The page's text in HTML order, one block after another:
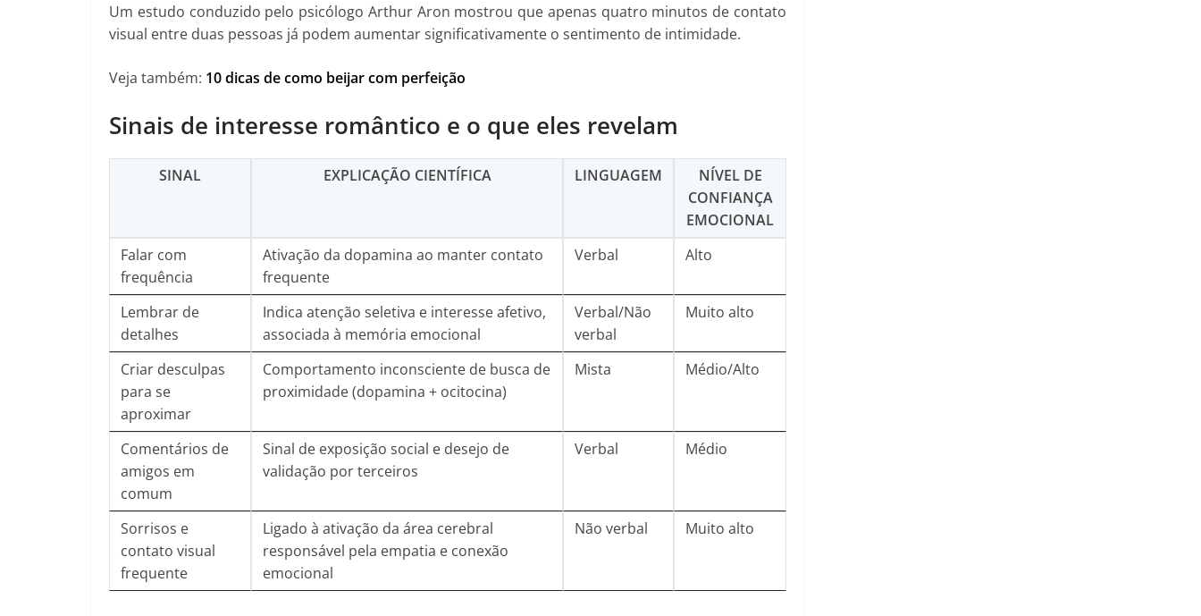
Um estudo conduzido pelo psicólogo Arthur Aron mostrou que apenas quatro minutos de contato
visual entre duas pessoas já podem aumentar significativamente o sentimento de intimidade.
Veja também: 10 dicas de como beijar com perfeição
Sinais de interesse romântico e o que eles revelam
SINAL EXPLICAÇÃO CIENTÍFICA LINGUAGEM
NÍVEL DE
CONFIANÇA
EMOCIONAL
Falar com
frequência
Ativação da dopamina ao manter contato
frequente
Verbal Alto
Lembrar de
detalhes
Indica atenção seletiva e interesse afetivo,
associada à memória emocional
Verbal/Não
verbal
Muito alto
Criar desculpas
para se
aproximar
Comportamento inconsciente de busca de
proximidade (dopamina + ocitocina)
Mista Médio/Alto
Comentários de
amigos em
comum
Sinal de exposição social e desejo de
validação por terceiros
Verbal Médio
Sorrisos e
contato visual
frequente
Ligado à ativação da área cerebral
responsável pela empatia e conexão
emocional
Não verbal Muito alto